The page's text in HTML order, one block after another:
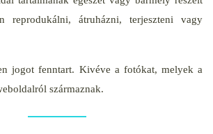
reprodukálni, átruházni, terjeszteni vagy
jogot fenntart. Kivéve a fotókat, melyek a
származnak.